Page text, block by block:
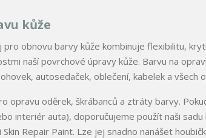
kůže
obnovu barvy kůže kombinuje flexibilitu,
naší povrchové úpravy kůže. Barvu na
autosedaček, oblečení, kabelek a všech
opravu oděrek, škrábanců a ztráty barvy.
interiér auta), doporučujeme použít naši
Repair Paint. Lze jej snadno nanášet